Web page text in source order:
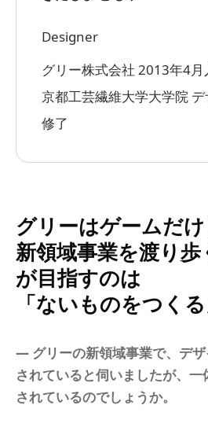
Designer
グリー株式会社 2013年4月
京都工芸繊維大学大学院
修了
グリーはゲームだけ
新領域事業を渡り
が目指すのは
「ないものをつくる
― グリーの新領域事業で、デ
されていると伺いましたが、
されているのでしょうか。